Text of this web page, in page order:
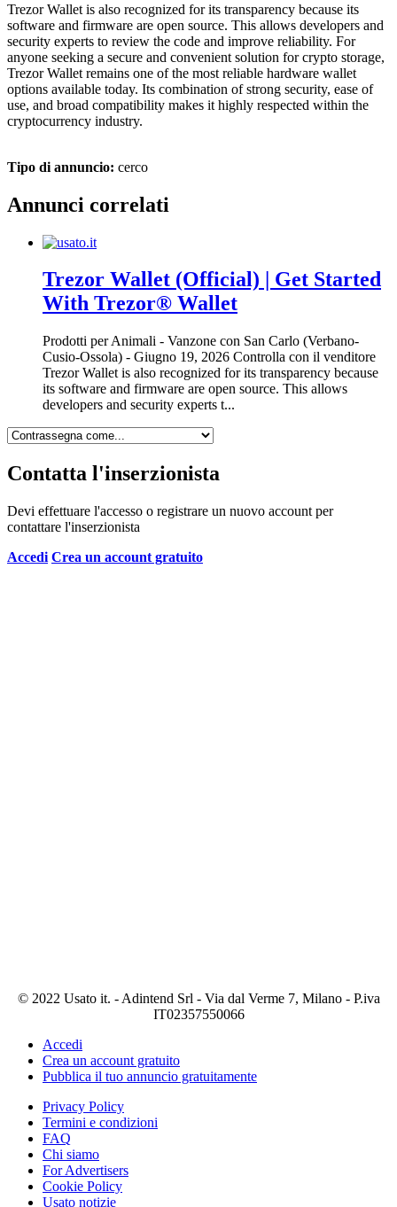
Trezor Wallet is also recognized for its transparency because its
software and firmware are open source. This allows developers and
security experts to review the code and improve reliability. For
anyone seeking a secure and convenient solution for crypto storage,
Trezor Wallet remains one of the most reliable hardware wallet
options available today. Its combination of strong security, ease of
use, and broad compatibility makes it highly respected within the
cryptocurrency industry.
Tipo di annuncio: cerco
Annunci correlati
Trezor Wallet (Official) | Get Started
With Trezor® Wallet
Prodotti per Animali - Vanzone con San Carlo (Verbano-
Cusio-Ossola) - Giugno 19, 2026 Controlla con il venditore
Trezor Wallet is also recognized for its transparency because
its software and firmware are open source. This allows
developers and security experts t...
Contatta l'inserzionista
Devi effettuare l'accesso o registrare un nuovo account per
contattare l'inserzionista
Accedi Crea un account gratuito
© 2022 Usato it. - Adintend Srl - Via dal Verme 7, Milano - P.iva
IT02357550066
Accedi
Crea un account gratuito
Pubblica il tuo annuncio gratuitamente
Privacy Policy
Termini e condizioni
FAQ
Chi siamo
For Advertisers
Cookie Policy
Usato notizie